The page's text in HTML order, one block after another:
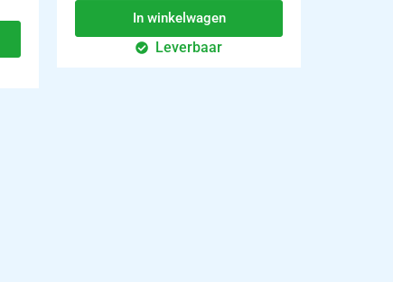
In winkelwagen
Leverbaar